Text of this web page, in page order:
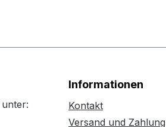
Informationen
Kontakt
Versand und Zahlung